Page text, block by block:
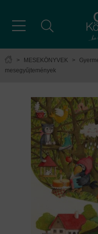
> MESEKÖNYVEK >
mesegyűjtemények